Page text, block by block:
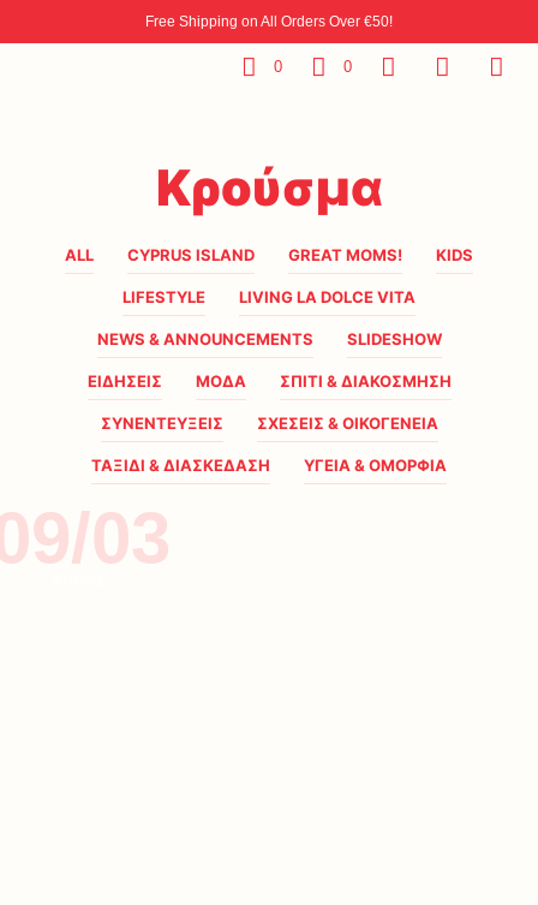
Free Shipping on All Orders Over €50!
0 0
Κρούσμα
ALL CYPRUS ISLAND GREAT MOMS! KIDS
LIFESTYLE LIVING LA DOLCE VITA
NEWS & ANNOUNCEMENTS SLIDESHOW
ΕΙΔΗΣΕΙΣ ΜΟΔΑ ΣΠΙΤΙ & ΔΙΑΚΟΣΜΗΣΗ
ΣΥΝΕΝΤΕΥΞΕΙΣ ΣΧΕΣΕΙΣ & ΟΙΚΟΓΕΝΕΙΑ
ΤΑΞΙΔΙ & ΔΙΑΣΚΕΔΑΣΗ ΥΓΕΙΑ & ΟΜΟΡΦΙΑ
03